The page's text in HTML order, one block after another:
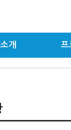
개 프